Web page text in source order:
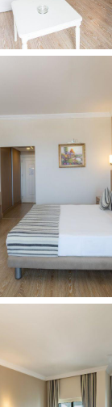
mokestį
mokestį
už
mokestį
nemokamai
nemokamai
(5 kortai su
mokestį
(pietūs,